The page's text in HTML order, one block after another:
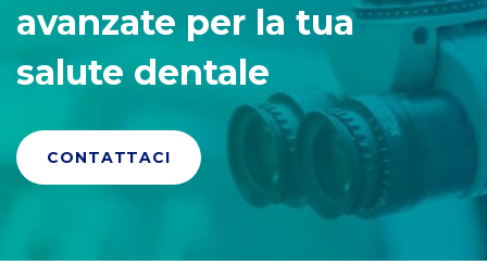
avanzate per la tua
salute dentale
CONTATTACI